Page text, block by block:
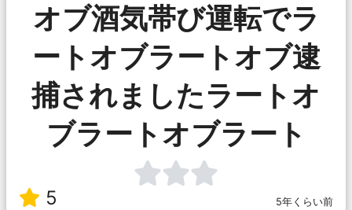
オブ酒気帯び運転でラ
ートオブラートオブ逮
捕されましたラートオ
ブラートオブラート
5 5年くらい前